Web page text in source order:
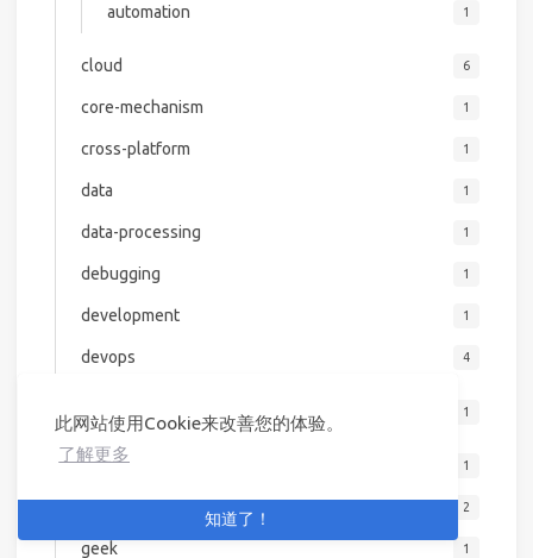
此网站使用Cookie来改善您的体验。
了解更多
知道了！
automation 1
cloud 6
core-mechanism 1
cross-platform 1
data 1
data-processing 1
debugging 1
development 1
devops 4
kubernetes 1
emerging-tech 1
2
geek 1